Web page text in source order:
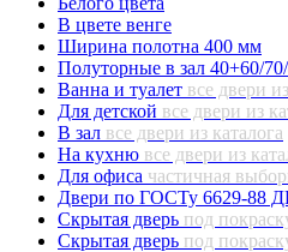
В цвете венге
Ширина полотна 400 мм
Полуторные в зал 40+60/
Ванна и туалет все двери
Для детской все двери из
В зал все двери из каталога
На кухню все двери из
Для офиса частичная
Двери по ГОСТу 6629-88
Скрытая дверь под
Скрытая дверь под